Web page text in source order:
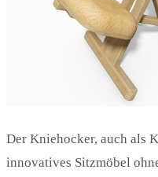
Der Kniehocker, auch als
innovatives Sitzmöbel